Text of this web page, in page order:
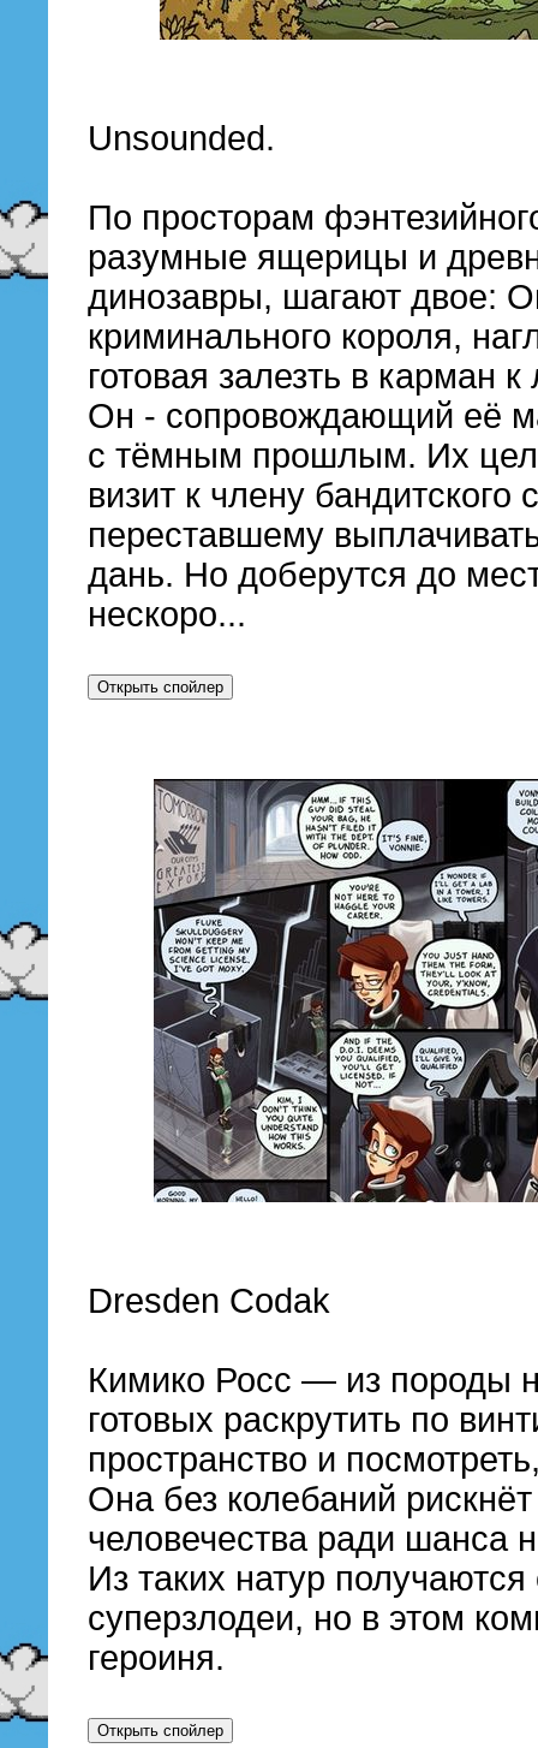
Unsounded.
По просторам
разумные ящерицы и
динозавры, шагают двое:
криминального короля,
готовая залезть в карман
Он - сопровождающий её
с тёмным прошлым. Их
визит к члену бандитского
переставшему
дань. Но доберутся до
нескоро...
Dresden Codak
Кимико Росс — из породы
готовых раскрутить по
пространство и
Она без колебаний
человечества ради шанса
Из таких натур
суперзлодеи, но в этом
героиня.